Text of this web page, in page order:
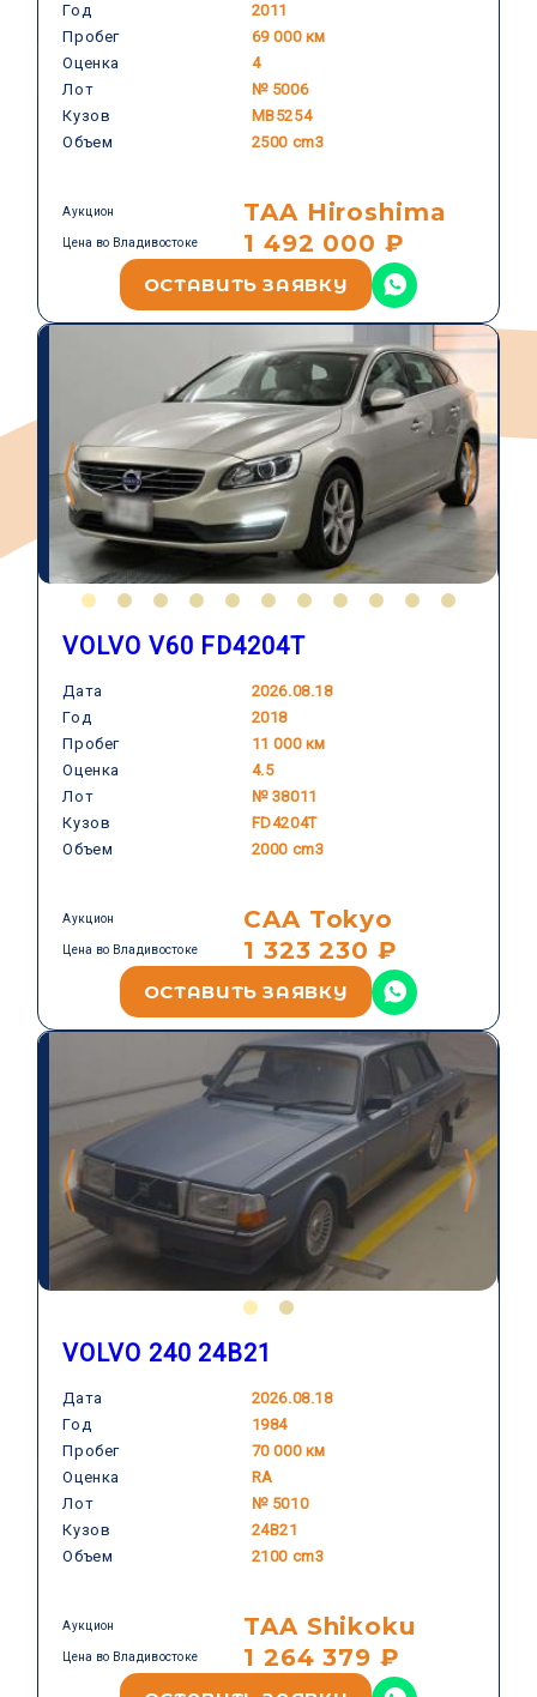
Год
2011
Пробег
69 000 км
Оценка
4
Лот
№ 5006
Кузов
MB5254
Объем
2500 cm3
VOLVO
TAA Hiroshima
Аукцион
1 492 000 ₽
Цена во Владивостоке
ОСТАВИТЬ ЗАЯВКУ
VOLVO V60 FD4204T
Дата
2026.08.18
Год
2018
Пробег
11 000 км
Оценка
4.5
Лот
№ 38011
Кузов
FD4204T
Объем
2000 cm3
VOLVO
CAA Tokyo
Аукцион
1 323 230 ₽
Цена во Владивостоке
ОСТАВИТЬ ЗАЯВКУ
VOLVO 240 24B21
Дата
2026.08.18
Год
1984
Пробег
70 000 км
Оценка
RA
Лот
№ 5010
Кузов
24B21
Объем
2100 cm3
VOLVO
TAA Shikoku
Аукцион
1 264 379 ₽
Цена во Владивостоке